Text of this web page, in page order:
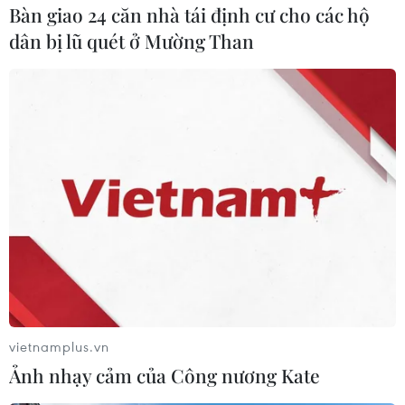
Philippines
Theo dõi VietnamPlus
TIN LIÊN QUAN
Bàn giao 24 căn nhà tái định cư cho các hộ
dân bị lũ quét ở Mường Than
vietnamplus.vn
Ảnh nhạy cảm của Công nương Kate